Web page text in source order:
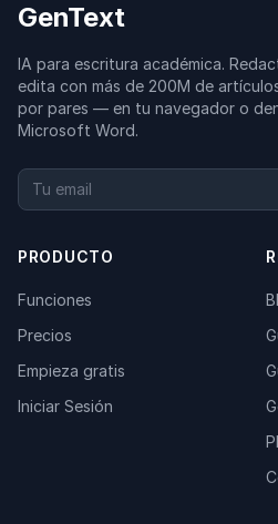
GenText
IA para escritura académica.
edita con más de 200M de
por pares — en tu navegador o
Microsoft Word.
PRODUCTO
Funciones
Precios
Empieza gratis
Iniciar Sesión